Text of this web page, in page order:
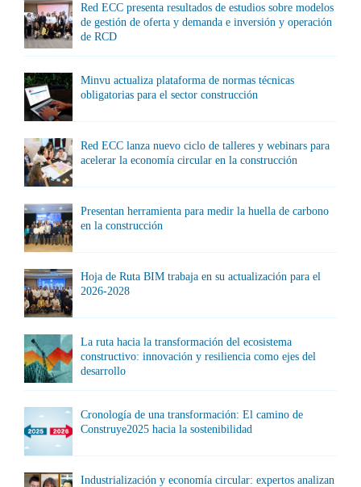
Red ECC presenta resultados de estudios sobre modelos
de gestión de oferta y demanda e inversión y operación
de RCD
Minvu actualiza plataforma de normas técnicas
obligatorias para el sector construcción
Red ECC lanza nuevo ciclo de talleres y webinars para
acelerar la economía circular en la construcción
Presentan herramienta para medir la huella de carbono
en la construcción
Hoja de Ruta BIM trabaja en su actualización para el
2026-2028
La ruta hacia la transformación del ecosistema
constructivo: innovación y resiliencia como ejes del
desarrollo
Cronología de una transformación: El camino de
Construye2025 hacia la sostenibilidad
Industrialización y economía circular: expertos analizan